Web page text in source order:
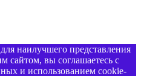
наилучшего представления
сайтом, вы соглашаетесь с
и использованием cookie-